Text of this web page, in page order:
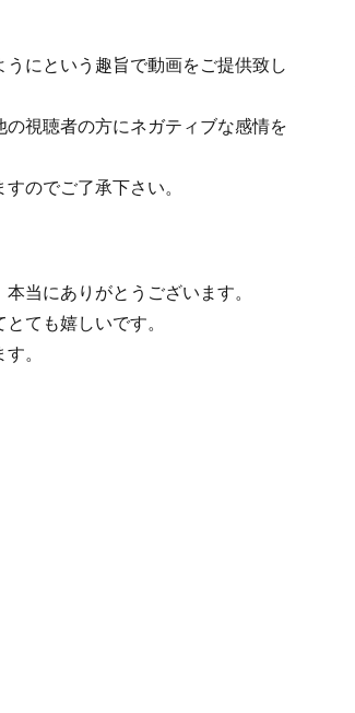
にという趣旨で動画をご提供致し
視聴者の方にネガティブな感情を
のでご了承下さい。
当にありがとうございます。
ても嬉しいです。
。